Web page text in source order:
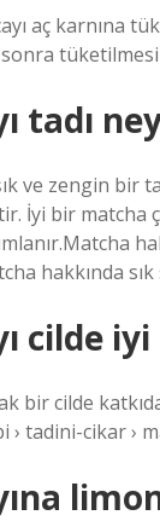
aç karnına
tadı
ve zengin bir
İyi bir
hakkında
cilde
bir cilde
tadini-cikar ›
limon